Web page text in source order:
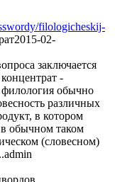
filologicheskij-
2015-02-
заключается
-
обычно
различных
в котором
обычном таком
(словесном)
admin